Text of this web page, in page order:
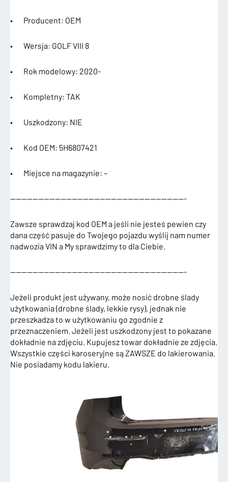
• Producent: OEM
• Wersja: GOLF VIII 8
• Rok modelowy: 2020-
• Kompletny: TAK
• Uszkodzony: NIE
• Kod OEM: 5H6807421
• Miejsce na magazynie: –
———————————————————————————————-
Zawsze sprawdzaj kod OEM a jeśli nie jesteś pewien czy
dana część pasuje do Twojego pojazdu wyślij nam numer
nadwozia VIN a My sprawdzimy to dla Ciebie.
———————————————————————————————-
Jeżeli produkt jest używany, może nosić drobne ślady
użytkowania (drobne ślady, lekkie rysy), jednak nie
przeszkadza to w użytkowaniu go zgodnie z
przeznaczeniem. Jeżeli jest uszkodzony jest to pokazane
dokładnie na zdjęciu. Kupujesz towar dokładnie ze zdjęcia.
Wszystkie części karoseryjne są ZAWSZE do lakierowania.
Nie posiadamy kodu lakieru.